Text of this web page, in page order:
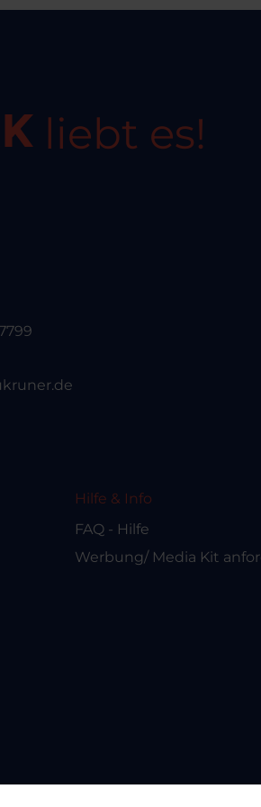
liebt es!
Hilfe & Info
FAQ - Hilfe
Werbung/ Media Kit